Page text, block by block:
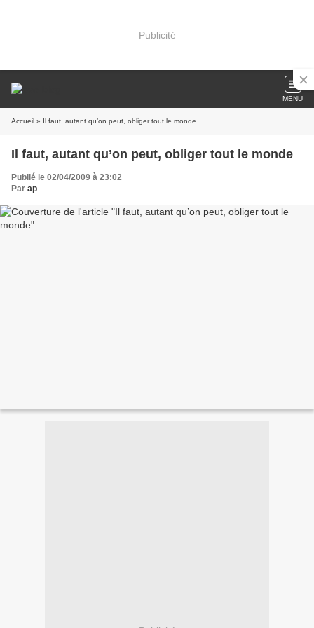
Publicité
MENU
Accueil » Il faut, autant qu’on peut, obliger tout le monde
Il faut, autant qu’on peut, obliger tout le monde
Publié le 02/04/2009 à 23:02
Par ap